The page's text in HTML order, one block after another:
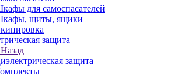
для самоспасателей
щиты, ящики
защита
Назад
защита